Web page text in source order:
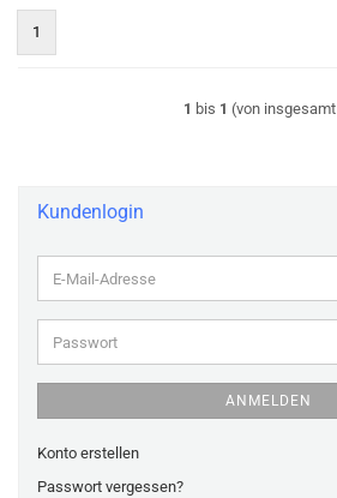
1
1 bis 1 (von insgesamt
Kundenlogin
E-
Mail-
Adresse
Passwort
ANMELDEN
Konto erstellen
Passwort vergessen?